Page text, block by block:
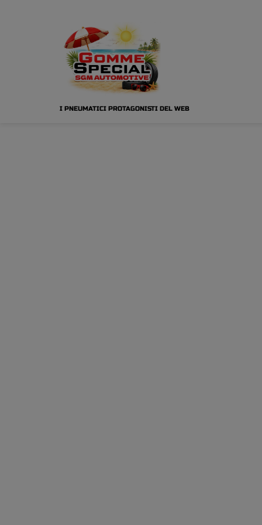
I PNEUMATICI PROTAGONISTI DEL WEB